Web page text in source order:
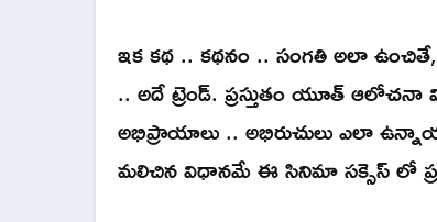
ఇక కథ .. కథనం .. సంగతి అలా
.. అదే ట్రెండ్. ప్రస్తుతం యూత్ ఆలోచనా
అభిప్రాయాలు .. అభిరుచులు ఎలా ఉన్నాయనే
మలిచిన విధానమే ఈ సినిమా సక్సెస్ లో